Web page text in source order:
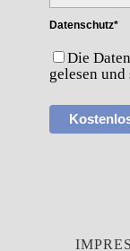
Datenschutz*
Die
gelesen